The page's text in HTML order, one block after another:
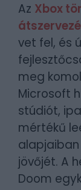
Az Xbox
vet fel, és
meg
Microsoft
stúdiót,
mértékű
jövőjét. A
Doom